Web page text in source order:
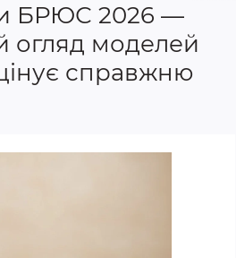
БРЮС 2026 —
огляд моделей
справжню